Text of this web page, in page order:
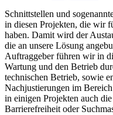
Schnittstellen und
in diesen Projekten, die wir
haben. Damit wird der
die an unsere Lösung
Auftraggeber führen wir in
Wartung und den Betrieb
technischen Betrieb, sowie
Nachjustierungen im
in einigen Projekten auch
Barrierefreiheit oder